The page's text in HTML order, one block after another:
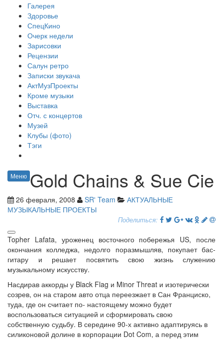
Галерея
Здоровье
СпецКино
Очерк недели
Зарисовки
Рецензии
Салун ретро
Записки звукача
АктМузПроекты
Кроме музыки
Выставка
Отч. с концертов
Музей
Клубы (фото)
Тэги
Меню Gold Chains & Sue Cie
26 февраля, 2008 SR' Team
АКТУАЛЬНЫЕ
МУЗЫКАЛЬНЫЕ ПРОЕКТЫ
Поделиться:
Topher Lafata, уроженец восточного побережья US, после
окончания колледжа, недолго поразмышляв, покупает бас-
гитару и решает посвятить свою жизнь служению
музыкальному искусству.
Насдирав аккорды у Black Flag и Minor Threat и изотерически
созрев, он на старом авто отца переезжает в Сан Франциско,
туда, где он считает по- настоящему можно будет
воспользоваться ситуацией и сформировать свою
собственную судьбу. В середине 90-х активно адаптируясь в
силиконовой долине в корпорации Dot Com, а перед этим